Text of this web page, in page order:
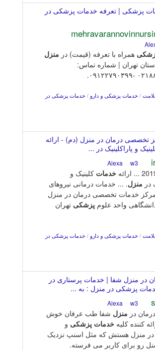
پزشکی | تعرفه خدمات پزشکی در
همراه با تعرفه (قیمت) در منزل
تهران | شماره تماس:
/ خدمات پزشکی و دارو / خدمات پزشکی در
تخصصی درمان در منزل (دم) - ارائه
و پاراکلینیک در ...
w3
خدمات کلینیک و
در منزل. ... خدمات درمانی نیروهای
خدمات تخصصی درمان در منزل
واحد علوم پزشکی تهران
/ خدمات پزشکی و دارو / خدمات پزشکی در
در منزل شفا | خدمات پرستاری در
پزشکی در منزل : به ...
w3
در منزل شفا طب عرفان خوش
کننده کلیه خدمات پزشکی و
در منزل هستش که مثل اسنپ نزدیک
رو برای کاربر می فرسته.